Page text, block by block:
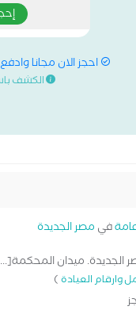
احجز الان مجانا
الكشف
في مصر الجديدة
الجديدة. ميدان
وارقام العيادة)